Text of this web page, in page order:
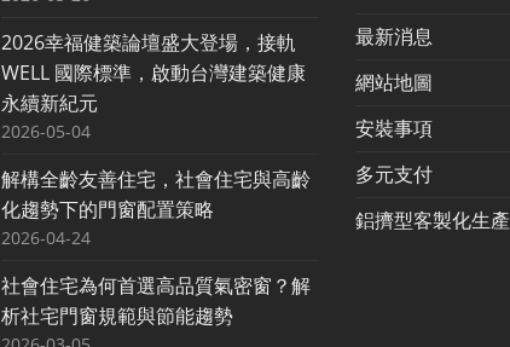
2026幸福健築論壇盛大登場，接軌
WELL 國際標準，啟動台灣建築健康
永續新紀元
2026-05-04
解構全齡友善住宅，社會住宅與高齡
化趨勢下的門窗配置策略
2026-04-24
社會住宅為何首選高品質氣密窗？解
析社宅門窗規範與節能趨勢
最新消息
網站地圖
安裝事項
多元支付
鋁擠型客製化生產